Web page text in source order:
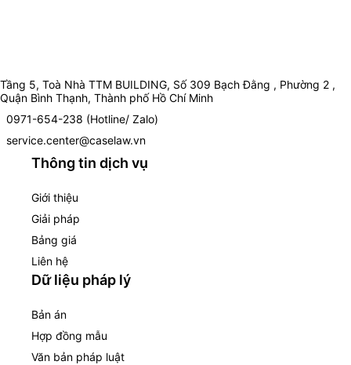
Tầng 5, Toà Nhà TTM BUILDING, Số 309 Bạch Đằng , Phường 2 ,
Quận Bình Thạnh, Thành phố Hồ Chí Minh
0971-654-238 (Hotline/ Zalo)
service.center@caselaw.vn
Thông tin dịch vụ
Giới thiệu
Giải pháp
Bảng giá
Liên hệ
Dữ liệu pháp lý
Bản án
Hợp đồng mẫu
Văn bản pháp luật